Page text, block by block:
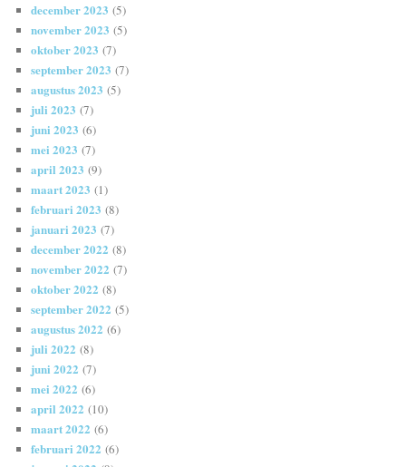
december 2023 (5)
november 2023 (5)
oktober 2023 (7)
september 2023 (7)
augustus 2023 (5)
juli 2023 (7)
juni 2023 (6)
mei 2023 (7)
april 2023 (9)
maart 2023 (1)
februari 2023 (8)
januari 2023 (7)
december 2022 (8)
november 2022 (7)
oktober 2022 (8)
september 2022 (5)
augustus 2022 (6)
juli 2022 (8)
juni 2022 (7)
mei 2022 (6)
april 2022 (10)
maart 2022 (6)
februari 2022 (6)